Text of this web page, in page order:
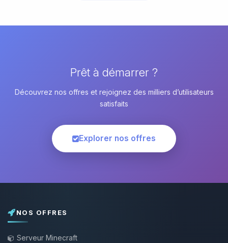
Prêt à démarrer ?
Découvrez nos offres et rejoignez des milliers d’utilisateurs
satisfaits
Explorer nos offres
NOS OFFRES
Serveur Minecraft